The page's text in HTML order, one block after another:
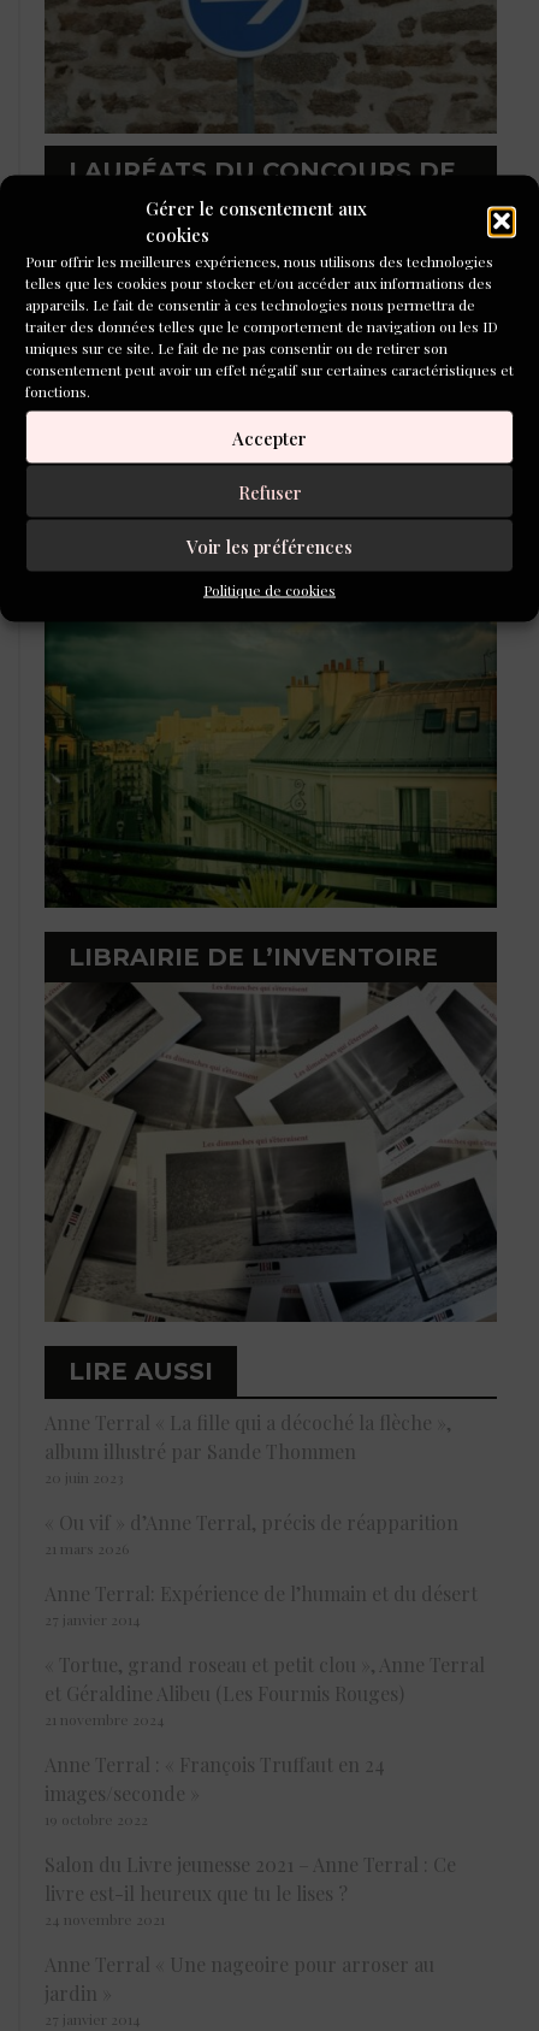
Gérer le consentement aux
cookies
Pour offrir les meilleures expériences, nous utilisons des technologies
telles que les cookies pour stocker et/ou accéder aux informations des
appareils. Le fait de consentir à ces technologies nous permettra de
traiter des données telles que le comportement de navigation ou les ID
uniques sur ce site. Le fait de ne pas consentir ou de retirer son
consentement peut avoir un effet négatif sur certaines caractéristiques et
fonctions.
Accepter
Refuser
Voir les préférences
Politique de cookies
LAURÉATS DU CONCOURS DE
POÉSIE 2026
L'ÉCOLE DU ROMAN D'ALEPH-
ÉCRITURE
LIBRAIRIE DE L’INVENTOIRE
LIRE AUSSI
Anne Terral « La fille qui a décoché la flèche »,
album illustré par Sande Thommen
20 juin 2023
« Ou vif » d’Anne Terral, précis de réapparition
21 mars 2026
Anne Terral: Expérience de l’humain et du désert
27 janvier 2014
« Tortue, grand roseau et petit clou », Anne Terral
et Géraldine Alibeu (Les Fourmis Rouges)
21 novembre 2024
Anne Terral : « François Truffaut en 24
images/seconde »
19 octobre 2022
Salon du Livre jeunesse 2021 – Anne Terral : Ce
livre est-il heureux que tu le lises ?
24 novembre 2021
Anne Terral « Une nageoire pour arroser au
jardin »
27 janvier 2014